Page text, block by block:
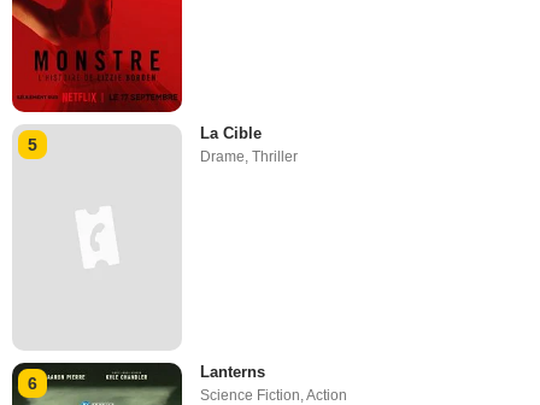
5
La Cible
Drame ,Thriller
6
Lanterns
Science Fiction,Action